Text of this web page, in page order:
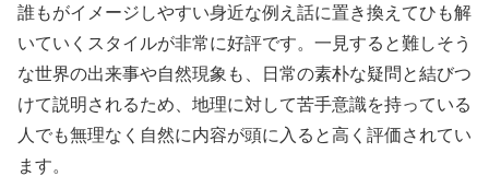
誰もがイメージしやすい身近な例え話に置き換えてひも解
いていくスタイルが非常に好評です。一見すると難しそう
な世界の出来事や自然現象も、日常の素朴な疑問と結びつ
けて説明されるため、地理に対して苦手意識を持っている
人でも無理なく自然に内容が頭に入ると高く評価されてい
ます。